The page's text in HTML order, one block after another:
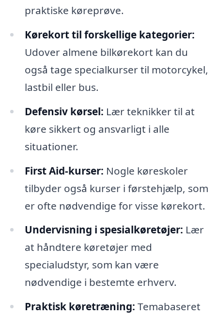
praktiske køreprøve.
Kørekort til forskellige kategorier:
Udover almene bilkørekort kan du
også tage specialkurser til motorcykel,
lastbil eller bus.
Defensiv kørsel: Lær teknikker til at
køre sikkert og ansvarligt i alle
situationer.
First Aid-kurser: Nogle køreskoler
tilbyder også kurser i førstehjælp, som
er ofte nødvendige for visse kørekort.
Undervisning i spesialkøretøjer: Lær
at håndtere køretøjer med
specialudstyr, som kan være
nødvendige i bestemte erhverv.
Praktisk køretræning: Temabaseret